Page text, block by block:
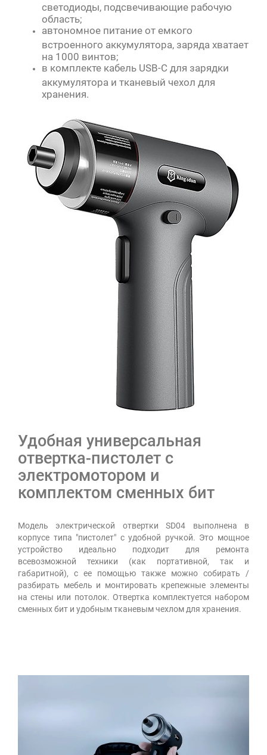
светодиоды, подсвечивающие рабочую
область;
автономное питание от емкого
встроенного аккумулятора, заряда хватает
на 1000 винтов;
в комплекте кабель USB-C для зарядки
аккумулятора и тканевый чехол для
хранения.
Удобная универсальная
отвертка-пистолет с
электромотором и
комплектом сменных бит
Модель электрической отвертки SD04 выполнена в
корпусе типа "пистолет" с удобной ручкой. Это мощное
устройство идеально подходит для ремонта
всевозможной техники (как портативной, так и
габаритной), с ее помощью также можно собирать /
разбирать мебель и монтировать крепежные элементы
на стены или потолок. Отвертка комплектуется набором
сменных бит и удобным тканевым чехлом для хранения.